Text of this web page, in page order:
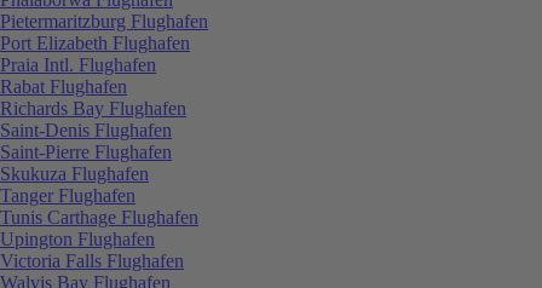
Pietermaritzburg Flughafen
Port Elizabeth Flughafen
Praia Intl. Flughafen
Rabat Flughafen
Richards Bay Flughafen
Saint-Denis Flughafen
Saint-Pierre Flughafen
Skukuza Flughafen
Tanger Flughafen
Tunis Carthage Flughafen
Upington Flughafen
Victoria Falls Flughafen
Walvis Bay Flughafen